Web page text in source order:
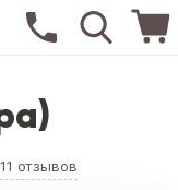
11 отзывов